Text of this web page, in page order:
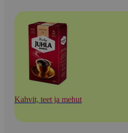
Kahvit, teet ja mehut